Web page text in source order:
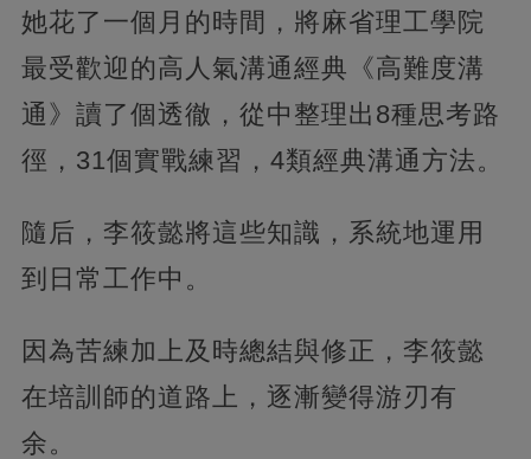
她花了一個月的時間，將麻省理工學院
最受歡迎的高人氣溝通經典《高難度溝
通》讀了個透徹，從中整理出8種思考路
徑，31個實戰練習，4類經典溝通方法。
隨后，李筱懿將這些知識，系統地運用
到日常工作中。
因為苦練加上及時總結與修正，李筱懿
在培訓師的道路上，逐漸變得游刃有
余。